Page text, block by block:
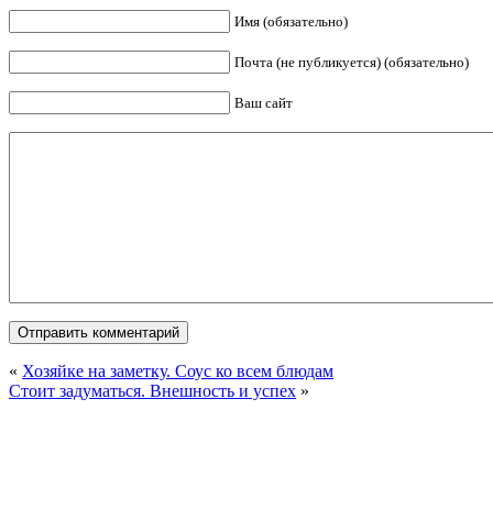
Имя (обязательно)
Почта (не публикуется) (обязательно)
Ваш сайт
« Хозяйке на заметку. Соус ко всем блюдам
Стоит задуматься. Внешность и успех »